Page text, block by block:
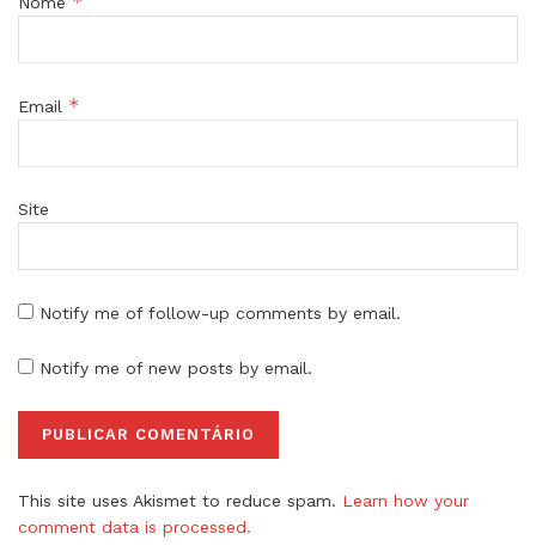
Email *
Site
Notify me of follow-up comments by email.
Notify me of new posts by email.
This site uses Akismet to reduce spam. Learn how your
comment data is processed.